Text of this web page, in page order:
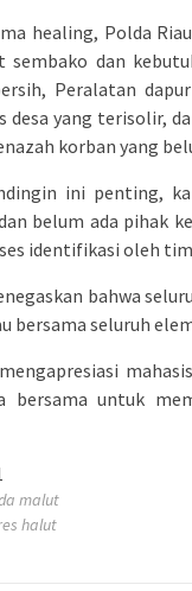
healing, Polda
sembako dan
Peralatan
desa yang terisolir,
korban yang
ini penting,
belum ada pihak
identifikasi oleh
bahwa
bersama seluruh
bersama untuk
malut
halut